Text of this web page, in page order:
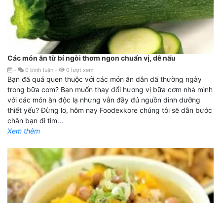
Các món ăn từ bí ngòi thơm ngon chuẩn vị, dễ nấu
- 0 bình luận - 0 lượt xem
Bạn đã quá quen thuộc với các món ăn dân dã thường ngày
trong bữa cơm? Bạn muốn thay đổi hương vị bữa cơm nhà mình
với các món ăn độc lạ nhưng vẫn đầy đủ nguồn dinh dưỡng
thiết yếu? Đừng lo, hôm nay Foodexkore chúng tôi sẽ dẫn bước
chân bạn đi tìm...
Xem thêm